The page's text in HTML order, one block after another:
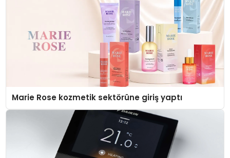
Marie Rose kozmetik sektörüne giriş yaptı